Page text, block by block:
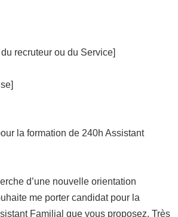
recruteur ou du Service]
la formation de 240h Assistant
d’une nouvelle orientation
me porter candidat pour la
Familial que vous proposez. Très